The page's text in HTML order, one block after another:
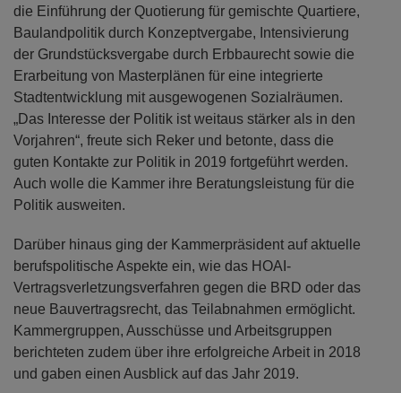
die Einführung der Quotierung für gemischte Quartiere,
Baulandpolitik durch Konzeptvergabe, Intensivierung
der Grundstücksvergabe durch Erbbaurecht sowie die
Erarbeitung von Masterplänen für eine integrierte
Stadtentwicklung mit ausgewogenen Sozialräumen.
„Das Interesse der Politik ist weitaus stärker als in den
Vorjahren“, freute sich Reker und betonte, dass die
guten Kontakte zur Politik in 2019 fortgeführt werden.
Auch wolle die Kammer ihre Beratungsleistung für die
Politik ausweiten.
Darüber hinaus ging der Kammerpräsident auf aktuelle
berufspolitische Aspekte ein, wie das HOAI-
Vertragsverletzungsverfahren gegen die BRD oder das
neue Bauvertragsrecht, das Teilabnahmen ermöglicht.
Kammergruppen, Ausschüsse und Arbeitsgruppen
berichteten zudem über ihre erfolgreiche Arbeit in 2018
und gaben einen Ausblick auf das Jahr 2019.